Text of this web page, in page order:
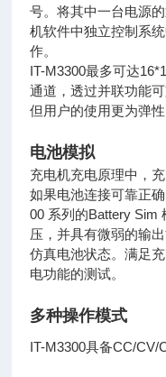
号。将其中一台电源
机软件中独立控制系
作。
IT-M3300最多可达
通道，透过并联功能
但用户的使用更为弹
电池模拟
充电机充电原理中，
如果电池连接可靠正
00 系列的Battery Sim
压，并具有微弱的输
仿真电池状态。满足充
电功能的测试。
多种操作模式
IT-M3300具备CC/CV/